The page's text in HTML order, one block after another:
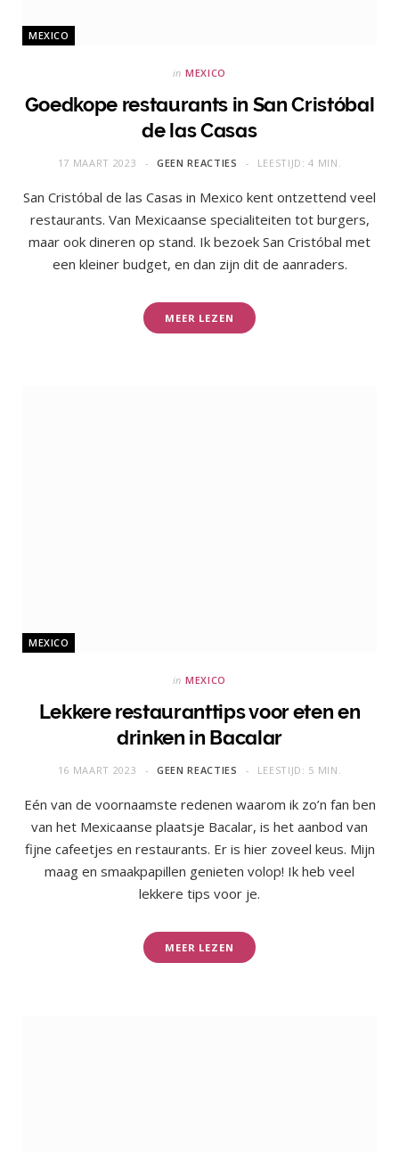
MEXICO
in MEXICO
Goedkope restaurants in San Cristóbal
de las Casas
17 MAART 2023 GEEN REACTIES LEESTIJD: 4 MIN.
San Cristóbal de las Casas in Mexico kent ontzettend veel
restaurants. Van Mexicaanse specialiteiten tot burgers,
maar ook dineren op stand. Ik bezoek San Cristóbal met
een kleiner budget, en dan zijn dit de aanraders.
MEER LEZEN
MEXICO
in MEXICO
Lekkere restauranttips voor eten en
drinken in Bacalar
16 MAART 2023 GEEN REACTIES LEESTIJD: 5 MIN.
Eén van de voornaamste redenen waarom ik zo’n fan ben
van het Mexicaanse plaatsje Bacalar, is het aanbod van
fijne cafeetjes en restaurants. Er is hier zoveel keus. Mijn
maag en smaakpapillen genieten volop! Ik heb veel
lekkere tips voor je.
MEER LEZEN